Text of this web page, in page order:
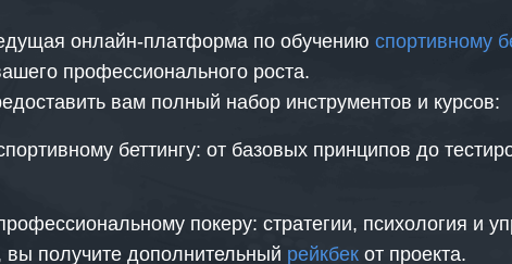
онлайн-платформа по обучению спортивному
профессионального роста.
вам полный набор инструментов и курсов:
беттингу: от базовых принципов до
покеру: стратегии, психология и
вы получите дополнительный рейкбек от проекта.